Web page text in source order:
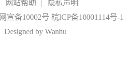
网站帮助 |
隐私声明
宣备10002号 皖ICP备10001114号-1
Designed by Wanhu